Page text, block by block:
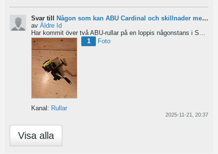
Svar till
Någon som kan ABU Cardinal och skillnader mellan äldre rullar?
av Äldre Id
Har kommit över två ABU-rullar på en loppis någonstans i Sverige. Servat själv nu. Den ena är en klassisk...
1
Foto
Kanal: Rullar
2025-11-21, 20:37
Visa alla